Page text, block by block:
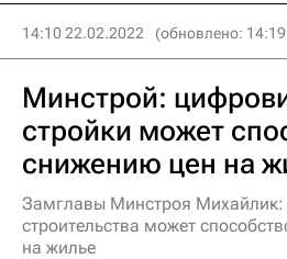
14:10 22.02.2022 (обновлено:
Минстрой:
стройки может
снижению цен на
Замглавы Минстроя Михайлик:
строительства может
на жилье